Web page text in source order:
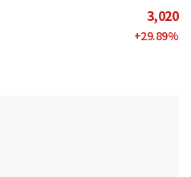
3,020
+29.89%